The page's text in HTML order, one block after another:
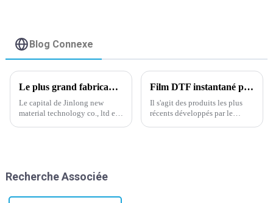
Blog Connexe
Le plus grand fabricant de films DTF en Chine.
Le capital de Jinlong new
material technology co., ltd est
têtes et d'autres avancées
Film DTF instantané pelable à chaud pour impression numérique.
Il s'agit des produits les plus
récents développés par le
Recherche Associée